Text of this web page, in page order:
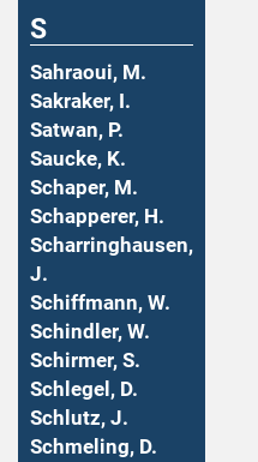
S
Sahraoui, M.
Sakraker, I.
Satwan, P.
Saucke, K.
Schaper, M.
Schapperer, H.
Scharringhausen,
J.
Schiffmann, W.
Schindler, W.
Schirmer, S.
Schlegel, D.
Schlutz, J.
Schmeling, D.